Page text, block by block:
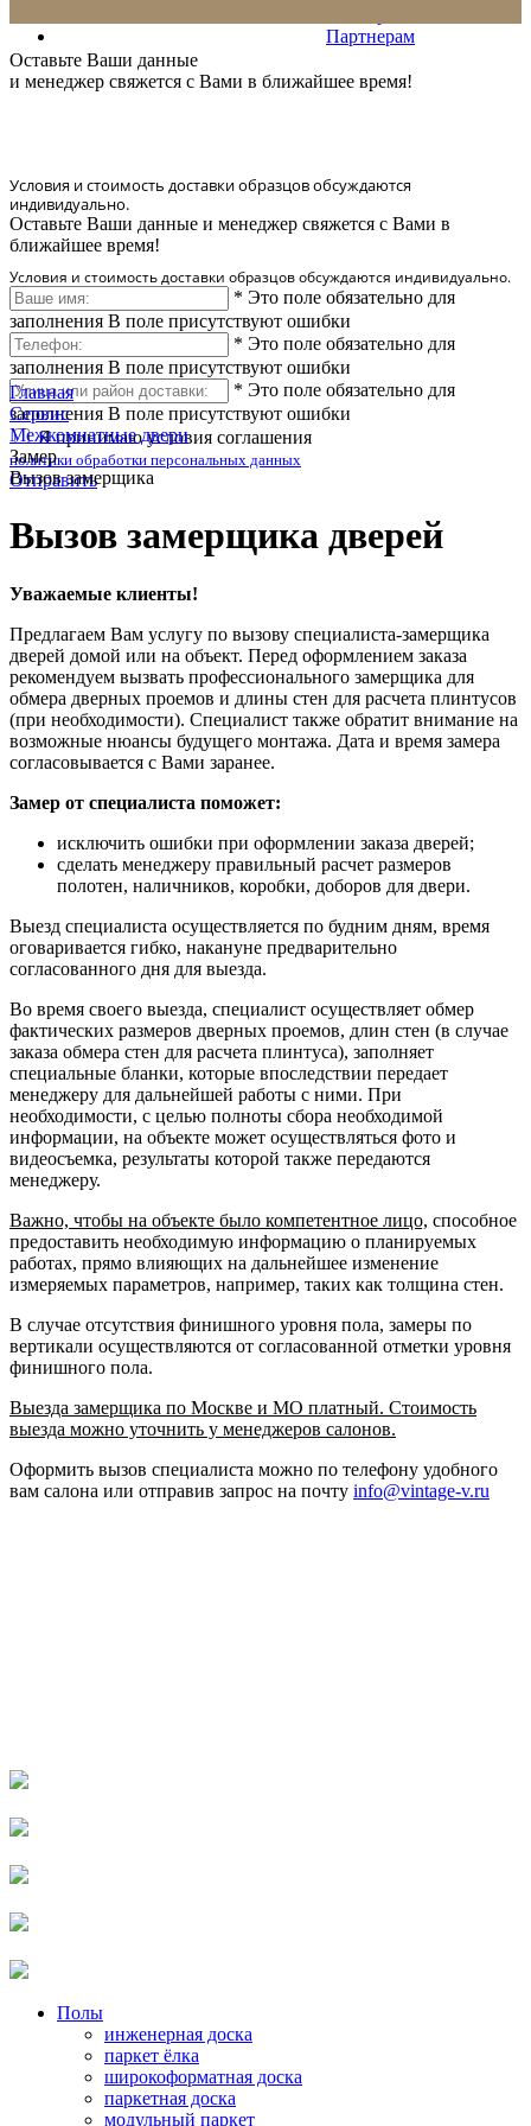
Партнерам
* Количество доставляемых образцов ограничено в 6 шт.
Оставьте Ваши данные
и менеджер свяжется с Вами в ближайшее время!
Условия и стоимость доставки образцов обсуждаются
индивидуально.
Оставьте Ваши данные и менеджер свяжется с Вами в
ближайшее время!
Условия и стоимость доставки образцов обсуждаются индивидуально.
* Это поле обязательно для
заполнения В поле присутствуют ошибки
* Это поле обязательно для
заполнения В поле присутствуют ошибки
* Это поле обязательно для
заполнения В поле присутствуют ошибки
Я принимаю условия соглашения
политики обработки персональных данных
Отправить
Главная
Сервис
Межкомнатные двери
Замер
Вызов замерщика
Вызов замерщика дверей
Уважаемые клиенты!
Предлагаем Вам услугу по вызову специалиста-замерщика
дверей домой или на объект. Перед оформлением заказа
рекомендуем вызвать профессионального замерщика для
обмера дверных проемов и длины стен для расчета плинтусов
(при необходимости). Специалист также обратит внимание на
возможные нюансы будущего монтажа. Дата и время замера
согласовывается с Вами заранее.
Замер от специалиста поможет:
исключить ошибки при оформлении заказа дверей;
сделать менеджеру правильный расчет размеров
полотен, наличников, коробки, доборов для двери.
Выезд специалиста осуществляется по будним дням, время
оговаривается гибко, накануне предварительно
согласованного дня для выезда.
Во время своего выезда, специалист осуществляет обмер
фактических размеров дверных проемов, длин стен (в случае
заказа обмера стен для расчета плинтуса), заполняет
специальные бланки, которые впоследствии передает
менеджеру для дальнейшей работы с ними. При
необходимости, с целью полноты сбора необходимой
информации, на объекте может осуществляться фото и
видеосъемка, результаты которой также передаются
менеджеру.
Важно, чтобы на объекте было компетентное лицо, способное
предоставить необходимую информацию о планируемых
работах, прямо влияющих на дальнейшее изменение
измеряемых параметров, например, таких как толщина стен.
В случае отсутствия финишного уровня пола, замеры по
вертикали осуществляются от согласованной отметки уровня
финишного пола.
Выезда замерщика по Москве и МО платный. Стоимость
выезда можно уточнить у менеджеров салонов.
Оформить вызов специалиста можно по телефону удобного
вам салона или отправив запрос на почту info@vintage-v.ru
Полы
инженерная доска
паркет ёлка
широкоформатная доска
паркетная доска
модульный паркет